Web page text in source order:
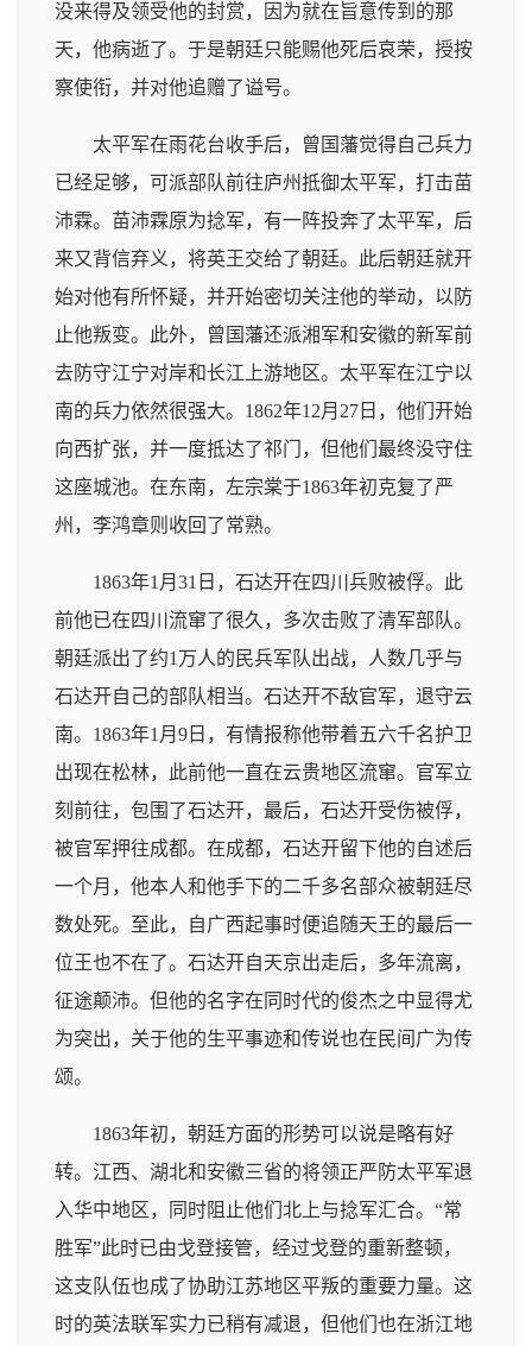
没来得及领受他的封赏，因为就在旨意传到的那
天，他病逝了。于是朝廷只能赐他死后哀荣，授按
察使衔，并对他追赠了谥号。
太平军在雨花台收手后，曾国藩觉得自己兵力
已经足够，可派部队前往庐州抵御太平军，打击苗
沛霖。苗沛霖原为捻军，有一阵投奔了太平军，后
来又背信弃义，将英王交给了朝廷。此后朝廷就开
始对他有所怀疑，并开始密切关注他的举动，以防
止他叛变。此外，曾国藩还派湘军和安徽的新军前
去防守江宁对岸和长江上游地区。太平军在江宁以
南的兵力依然很强大。1862年12月27日，他们开始
向西扩张，并一度抵达了祁门，但他们最终没守住
这座城池。在东南，左宗棠于1863年初克复了严
州，李鸿章则收回了常熟。
1863年1月31日，石达开在四川兵败被俘。此
前他已在四川流窜了很久，多次击败了清军部队。
朝廷派出了约1万人的民兵军队出战，人数几乎与
石达开自己的部队相当。石达开不敌官军，退守云
南。1863年1月9日，有情报称他带着五六千名护卫
出现在松林，此前他一直在云贵地区流窜。官军立
刻前往，包围了石达开，最后，石达开受伤被俘，
被官军押往成都。在成都，石达开留下他的自述后
一个月，他本人和他手下的二千多名部众被朝廷尽
数处死。至此，自广西起事时便追随天王的最后一
位王也不在了。石达开自天京出走后，多年流离，
征途颠沛。但他的名字在同时代的俊杰之中显得尤
为突出，关于他的生平事迹和传说也在民间广为传
颂。
1863年初，朝廷方面的形势可以说是略有好
转。江西、湖北和安徽三省的将领正严防太平军退
入华中地区，同时阻止他们北上与捻军汇合。“常
胜军”此时已由戈登接管，经过戈登的重新整顿，
这支队伍也成了协助江苏地区平叛的重要力量。这
时的英法联军实力已稍有减退，但他们也在浙江地